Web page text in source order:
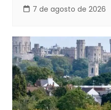
7 de agosto de 2026